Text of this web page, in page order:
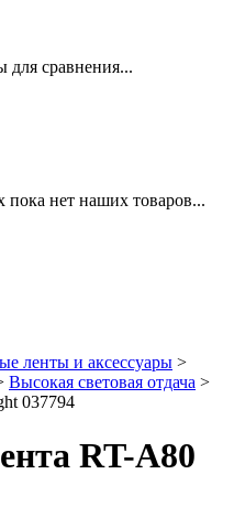
для сравнения...
нет наших товаров...
ленты и аксессуары >
Высокая световая отдача >
037794
RT-A80